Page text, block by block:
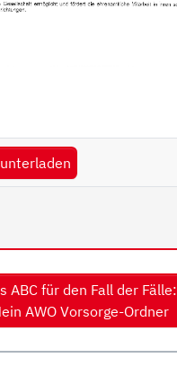
ABC für den Fall der Fälle:
AWO Vorsorge-Ordner